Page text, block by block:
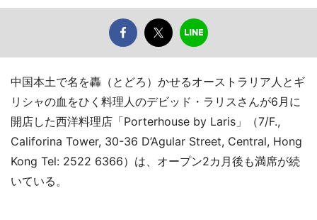
中国本土で名を轟（とどろ）かせるオーストラリア人とギ
リシャの血をひく料理人のデビッド・ラリスさんが6月に
開店した西洋料理店「Porterhouse by Laris」（7/F.,
Califorina Tower, 30-36 D’Agular Street, Central, Hong
Kong Tel: 2522 6366）は、オープン2カ月後も満席が続
いている。